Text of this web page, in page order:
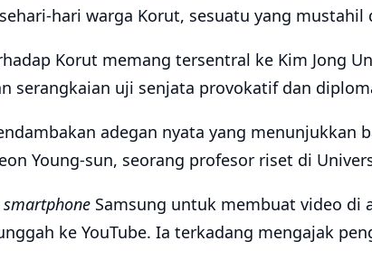
hari warga Korut, sesuatu yang
Korut memang tersentral ke Kim Jong
serangkaian uji senjata provokatif dan
adegan nyata yang menunjukkan
Young-sun, seorang profesor riset di
smartphoneSamsung untuk membuat video di
ke YouTube. Ia terkadang mengajak